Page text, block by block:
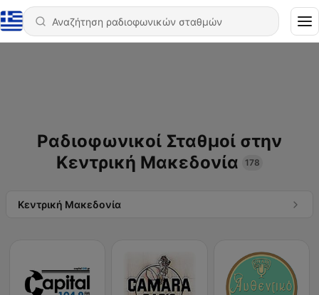
Ραδιοφωνικοί Σταθμοί στην
Κεντρική Μακεδονία
178
Κεντρική Μακεδονία